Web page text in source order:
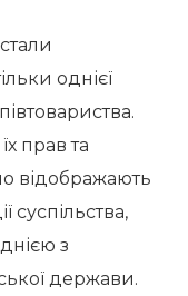
однієї
прав та
відображають
суспільства,
з
держави.